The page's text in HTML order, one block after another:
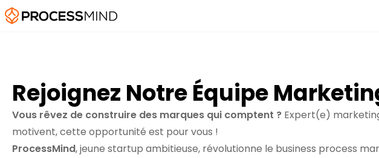
Rejoignez Notre Équipe
Vous rêvez de construire des marques qui comptent ? Expert(e)
motivent, cette opportunité est pour vous !
ProcessMind, jeune startup ambitieuse, révolutionne le business process